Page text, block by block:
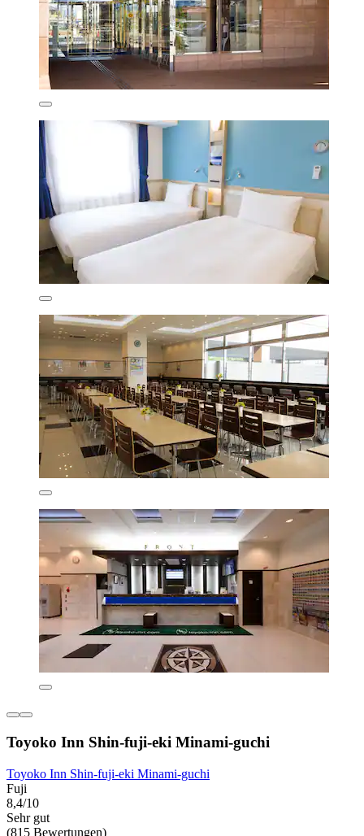
Toyoko Inn Shin-fuji-eki Minami-guchi
Toyoko Inn Shin-fuji-eki Minami-guchi
Fuji
8,4/10
Sehr gut
(815 Bewertungen)